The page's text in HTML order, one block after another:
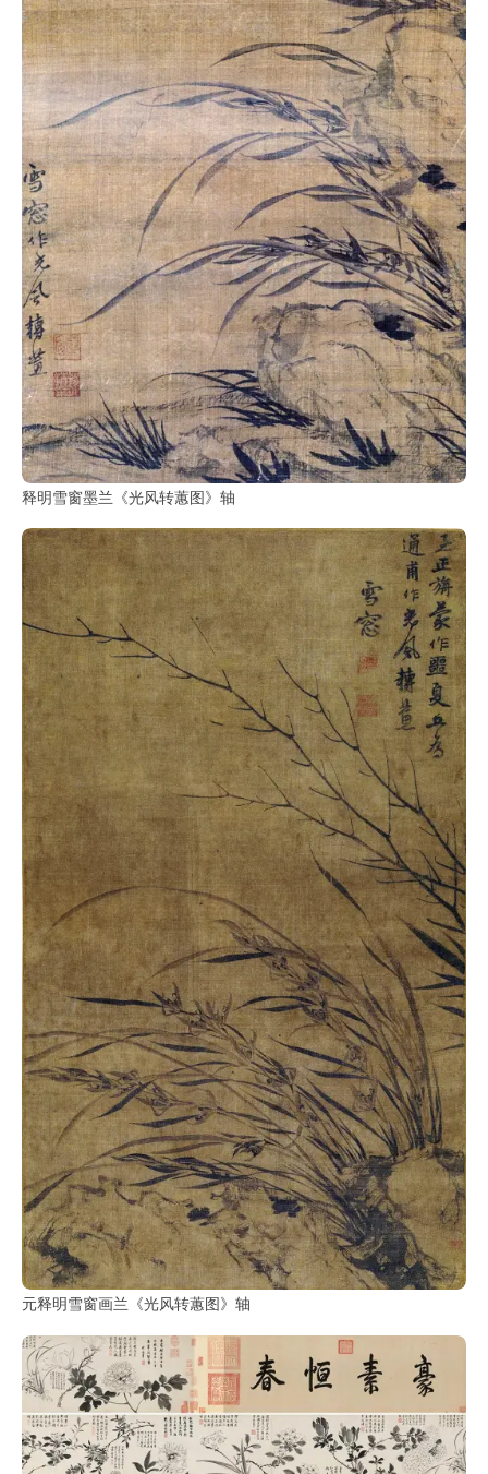
释明雪窗墨兰《光风转蕙图》轴
元释明雪窗画兰《光风转蕙图》轴